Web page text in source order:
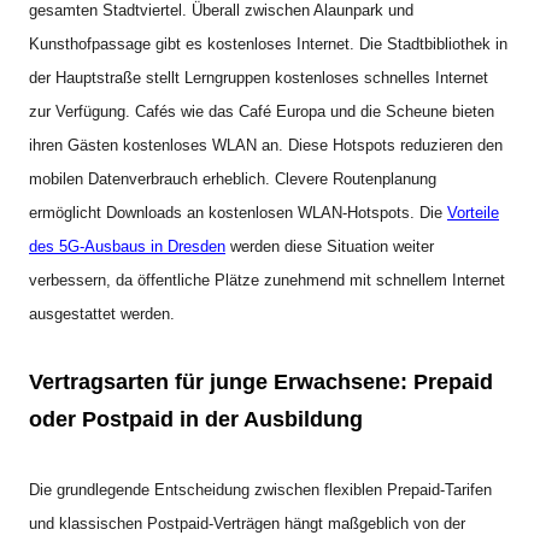
gesamten Stadtviertel. Überall zwischen Alaunpark und
Kunsthofpassage gibt es kostenloses Internet. Die Stadtbibliothek in
der Hauptstraße stellt Lerngruppen kostenloses schnelles Internet
zur Verfügung. Cafés wie das Café Europa und die Scheune bieten
ihren Gästen kostenloses WLAN an. Diese Hotspots reduzieren den
mobilen Datenverbrauch erheblich. Clevere Routenplanung
ermöglicht Downloads an kostenlosen WLAN-Hotspots. Die Vorteile
des 5G-Ausbaus in Dresden werden diese Situation weiter
verbessern, da öffentliche Plätze zunehmend mit schnellem Internet
ausgestattet werden.
Vertragsarten für junge Erwachsene: Prepaid
oder Postpaid in der Ausbildung
Die grundlegende Entscheidung zwischen flexiblen Prepaid-Tarifen
und klassischen Postpaid-Verträgen hängt maßgeblich von der